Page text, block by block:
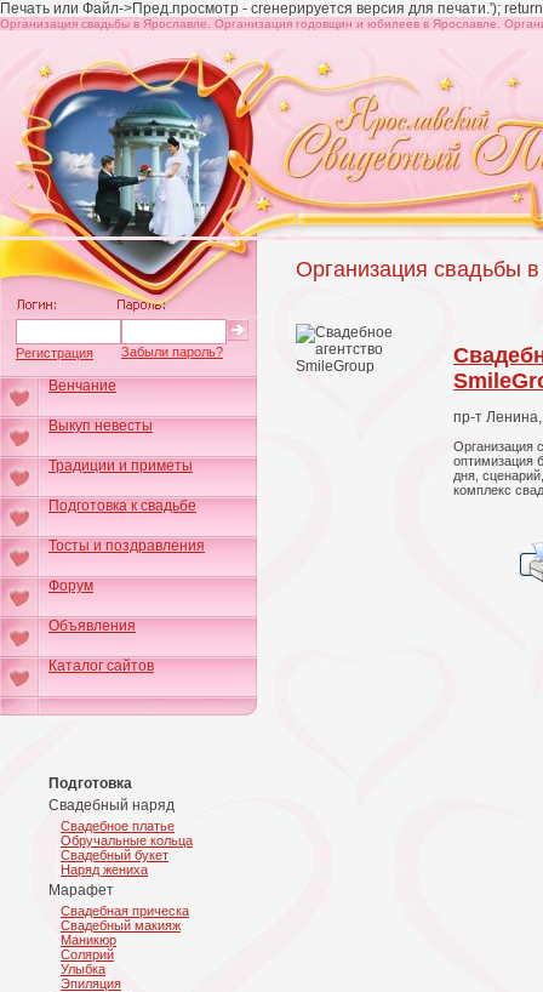
Печать или Файл->Пред.просмотр - сгенерируется версия для печати.');
Организация свадьбы в Ярославле. Организация годовщин и юбилеев в Ярославле.
Регистрация Забыли пароль?
Венчание
Выкуп невесты
Традиции и приметы
Подготовка к свадьбе
Тосты и поздравления
Форум
Объявления
Каталог сайтов
Подготовка
Свадебный наряд
Свадебное платье
Обручальные кольца
Свадебный букет
Наряд жениха
Марафет
Свадебная прическа
Свадебный макияж
Маникюр
Солярий
Улыбка
Эпиляция
Организация свадьбы
пр-т
Организация
оптимизация
дня,
комплекс